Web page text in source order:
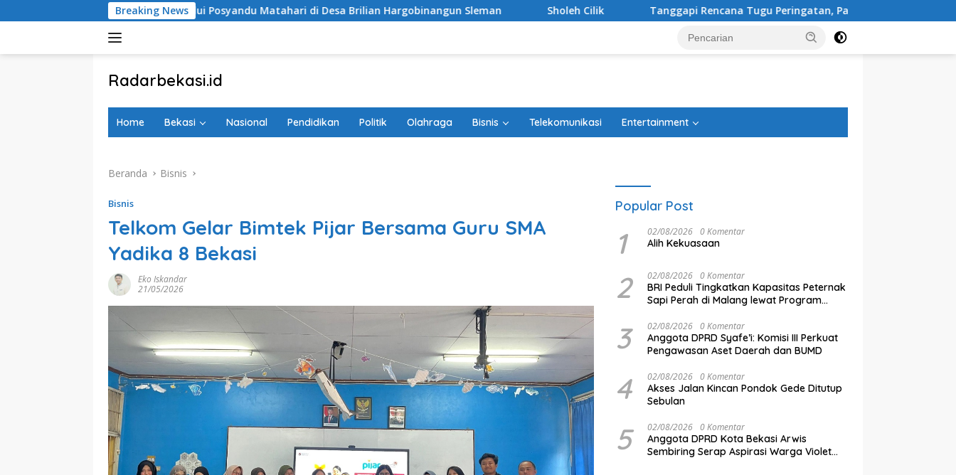
ke
Breaking News
melalui Posyandu Matahari di Desa Brilian Hargobinangun Sleman Sholeh Cilik Tanggapi Rencana Tugu Peringatan, Paguyuban Keluarga Korban Kereta Bekasi Timur:
Radarbekasi.id
Bekasi
Home Bekasi Nasional Pendidikan Politik Olahraga Bisnis Telekomunikasi Entertainment
Beranda Bisnis
Bisnis
Telkom Gelar Bimtek Pijar Bersama Guru SMA
Yadika 8 Bekasi
Eko Iskandar
21/05/2026
Popular Post
1 02/08/2026 0 Komentar
Alih Kekuasaan
2 02/08/2026 0 Komentar
BRI Peduli Tingkatkan Kapasitas Peternak
Sapi Perah di Malang lewat Program
3 02/08/2026 0 Komentar
Anggota DPRD Syafe’i: Komisi III Perkuat
Pengawasan Aset Daerah dan BUMD
4 02/08/2026 0 Komentar
Akses Jalan Kincan Pondok Gede Ditutup
Sebulan
5 02/08/2026 0 Komentar
Anggota DPRD Kota Bekasi Arwis
Sembiring Serap Aspirasi Warga Violet